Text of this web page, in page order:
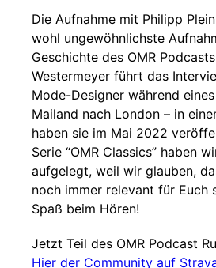
Die Aufnahme mit Philipp
wohl ungewöhnlichste
Geschichte des OMR
Westermeyer führt das
Mode-Designer während
Mailand nach London – in
haben sie im Mai 2022
Serie “OMR Classics” haben
aufgelegt, weil wir glauben,
noch immer relevant für Euch
Spaß beim Hören!
Jetzt Teil des OMR Podcast
Hier der Community auf